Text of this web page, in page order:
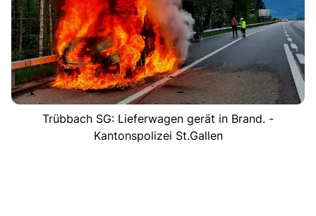
Trübbach SG: Lieferwagen gerät in Brand. -
Kantonspolizei St.Gallen